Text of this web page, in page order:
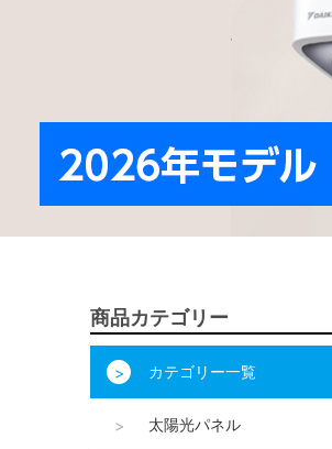
商品カテゴリー
カテゴリー一覧
太陽光パネル